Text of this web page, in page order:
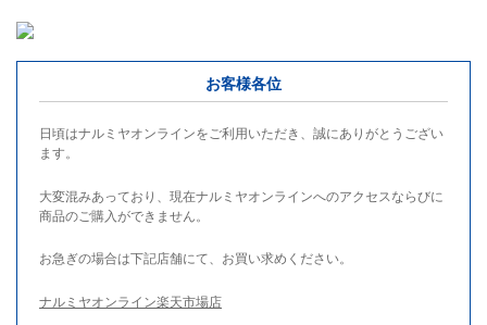
お客様各位
日頃はナルミヤオンラインをご利用いただき、誠にありがとうござい
ます。
大変混みあっており、現在ナルミヤオンラインへのアクセスならびに
商品のご購入ができません。
お急ぎの場合は下記店舗にて、お買い求めください。
ナルミヤオンライン楽天市場店